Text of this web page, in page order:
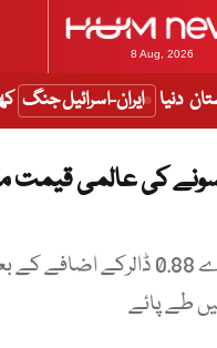
8 Aug, 2026
دنیا ایران-اسرائیل جنگ
سونے کی عالمی قیمت
برینٹ کروڈ کے سودے 0.88 ڈالرکے اضافے